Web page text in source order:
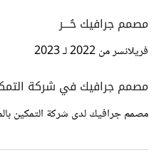
مصمم جرافيك حُـــر
فريلانسر من 2022 لـ 2023
مصمم جرافيك في شركة
مصمم جرافيك لدى شركة التمكين بالمملكة